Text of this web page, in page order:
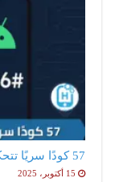
15 أكتوبر، 2025